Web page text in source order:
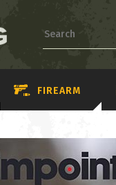
FIREARM